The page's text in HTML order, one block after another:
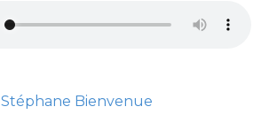
Stéphane Bienvenue